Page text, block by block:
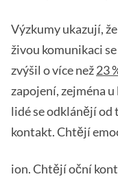
Výzkumy ukazují,
živou komunikaci
zvýšil o více než23
zapojení, zejména
lidé se odklánějí
kontakt. Chtějí
ion. Chtějí oční